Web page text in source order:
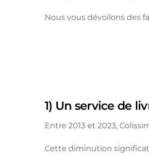
Nous vous dévoilons des
1) Un service de
Entre 2013 et 2023,
Cette diminution